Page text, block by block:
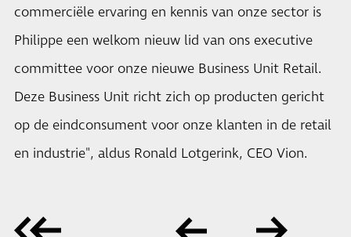
commerciële ervaring en kennis van onze sector is
Philippe een welkom nieuw lid van ons executive
committee voor onze nieuwe Business Unit Retail.
Deze Business Unit richt zich op producten gericht
op de eindconsument voor onze klanten in de retail
en industrie", aldus Ronald Lotgerink, CEO Vion.